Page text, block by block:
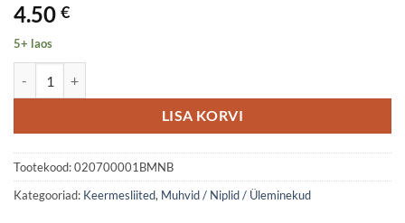
4.50 €
5+ laos
LISA KORVI
Tootekood:020700001BMNB
Kategooriad: Keermesliited, Muhvid / Niplid / Üleminekud